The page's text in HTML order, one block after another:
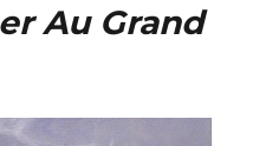
Au Grand